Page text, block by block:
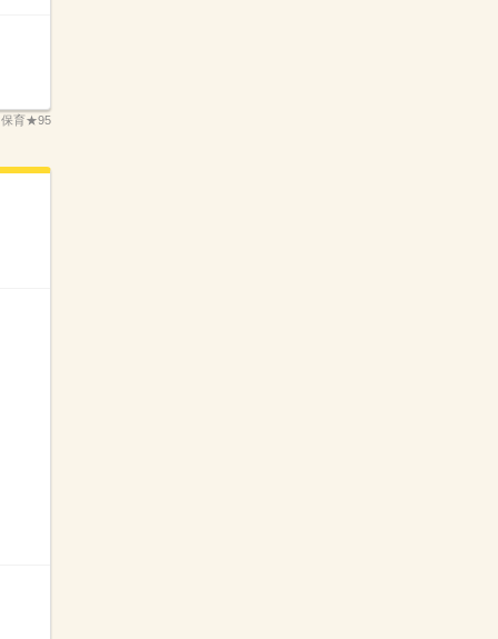
保育★95